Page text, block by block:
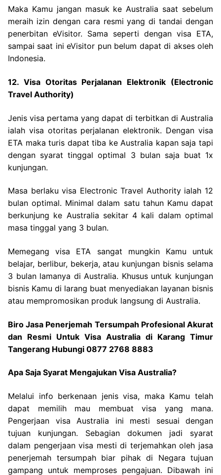
Maka Kamu jangan masuk ke Australia saat sebelum
meraih izin dengan cara resmi yang di tandai dengan
penerbitan eVisitor. Sama seperti dengan visa ETA,
sampai saat ini eVisitor pun belum dapat di akses oleh
Indonesia.
12. Visa Otoritas Perjalanan Elektronik (Electronic
Travel Authority)
Jenis visa pertama yang dapat di terbitkan di Australia
ialah visa otoritas perjalanan elektronik. Dengan visa
ETA maka turis dapat tiba ke Australia kapan saja tapi
dengan syarat tinggal optimal 3 bulan saja buat 1x
kunjungan.
Masa berlaku visa Electronic Travel Authority ialah 12
bulan optimal. Minimal dalam satu tahun Kamu dapat
berkunjung ke Australia sekitar 4 kali dalam optimal
masa tinggal yang 3 bulan.
Memegang visa ETA sangat mungkin Kamu untuk
belajar, berlibur, bekerja, atau kunjungan bisnis selama
3 bulan lamanya di Australia. Khusus untuk kunjungan
bisnis Kamu di larang buat menyediakan layanan bisnis
atau mempromosikan produk langsung di Australia.
Biro Jasa Penerjemah Tersumpah Profesional Akurat
dan Resmi Untuk Visa Australia di Karang Timur
Tangerang Hubungi 0877 2768 8883
Apa Saja Syarat Mengajukan Visa Australia?
Melalui info berkenaan jenis visa, maka Kamu telah
dapat memilih mau membuat visa yang mana.
Pengerjaan visa Australia ini mesti sesuai dengan
tujuan kunjungan. Sebagian dokumen jadi syarat
dalam pengerjaan visa mesti di terjemahkan oleh jasa
penerjemah tersumpah biar pihak di Negara tujuan
gampang untuk memproses pengajuan. Dibawah ini